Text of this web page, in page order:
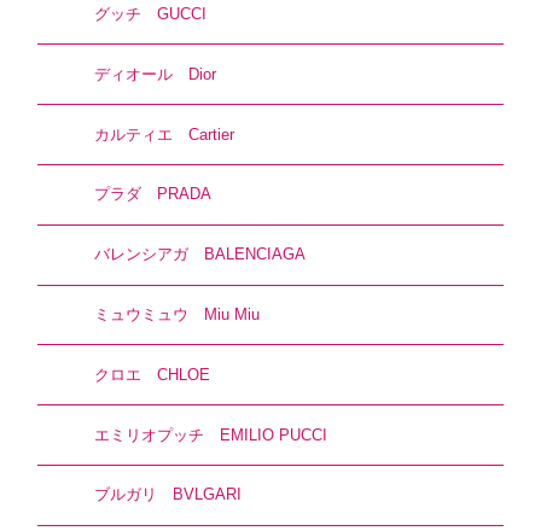
グッチ GUCCI
ディオール Dior
カルティエ Cartier
プラダ PRADA
バレンシアガ BALENCIAGA
ミュウミュウ Miu Miu
クロエ CHLOE
エミリオプッチ EMILIO PUCCI
ブルガリ BVLGARI